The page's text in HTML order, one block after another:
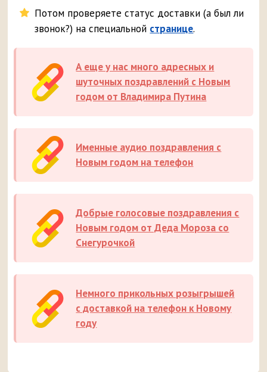
Потом проверяете статус доставки (а был ли
звонок?) на специальной странице.
А еще у нас много адресных и
шуточных поздравлений с Новым
годом от Владимира Путина
Именные аудио поздравления с
Новым годом на телефон
Добрые голосовые поздравления с
Новым годом от Деда Мороза со
Снегурочкой
Немного прикольных розыгрышей
с доставкой на телефон к Новому
году